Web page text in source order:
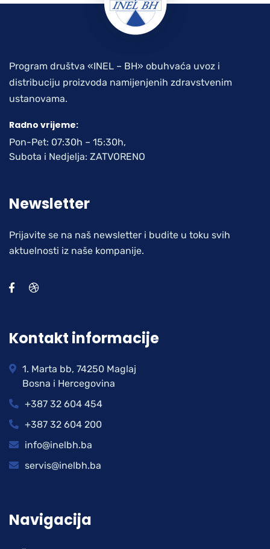
Program društva «INEL – BH» obuhvaća uvoz i
distribuciju proizvoda namijenjenih zdravstvenim
ustanovama.
Radno vrijeme:
Pon-Pet: 07:30h – 15:30h,
Subota i Nedjelja: ZATVORENO
Newsletter
Prijavite se na naš newsletter i budite u toku svih
aktuelnosti iz naše kompanije.
Kontakt informacije
1. Marta bb, 74250 Maglaj
Bosna i Hercegovina
+387 32 604 454
+387 32 604 200
info@inelbh.ba
servis@inelbh.ba
Navigacija